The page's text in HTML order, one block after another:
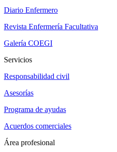
Diario Enfermero
Revista Enfermería Facultativa
Galería COEGI
Servicios
Responsabilidad civil
Asesorías
Programa de ayudas
Acuerdos comerciales
Área profesional